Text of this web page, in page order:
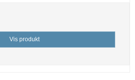
Vis produkt